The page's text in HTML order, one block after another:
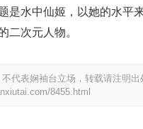
是水中仙姬，以她的水平
二次元人物。
代表娴袖台立场，转载请注明出
8455.html